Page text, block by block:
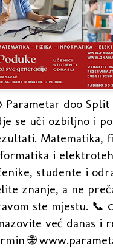
Parametar doo Split
se uči ozbiljno i
Matematika,
i
studente i
znanje, a ne
ste mjestu. 📞
već danas i
🌐